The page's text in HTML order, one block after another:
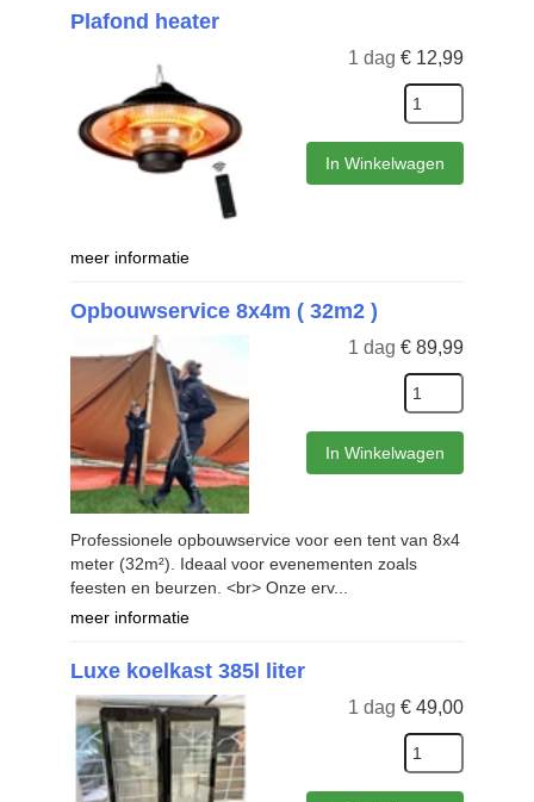
Plafond heater
1 dag € 12,99
In Winkelwagen
meer informatie
Opbouwservice 8x4m ( 32m2 )
1 dag € 89,99
In Winkelwagen
Professionele opbouwservice voor een tent van 8x4
meter (32m²). Ideaal voor evenementen zoals
feesten en beurzen. <br> Onze erv...
meer informatie
Luxe koelkast 385l liter
1 dag € 49,00